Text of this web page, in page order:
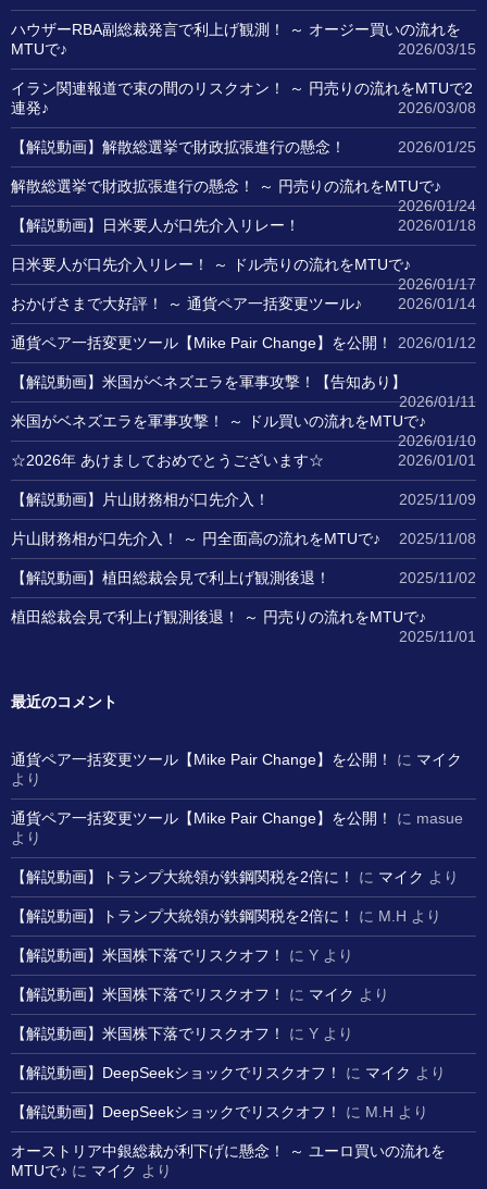
ハウザーRBA副総裁発言で利上げ観測！ ～ オージー買いの流れを
MTUで♪
2026/03/15
イラン関連報道で束の間のリスクオン！ ～ 円売りの流れをMTUで2
連発♪
2026/03/08
【解説動画】解散総選挙で財政拡張進行の懸念！ 2026/01/25
解散総選挙で財政拡張進行の懸念！ ～ 円売りの流れをMTUで♪
2026/01/24
【解説動画】日米要人が口先介入リレー！
2026/01/18
日米要人が口先介入リレー！ ～ ドル売りの流れをMTUで♪
2026/01/17
おかげさまで大好評！ ～ 通貨ペア一括変更ツール♪
2026/01/14
通貨ペア一括変更ツール【Mike Pair Change】を公開！ 2026/01/12
【解説動画】米国がベネズエラを軍事攻撃！【告知あり】
2026/01/11
米国がベネズエラを軍事攻撃！ ～ ドル買いの流れをMTUで♪
2026/01/10
☆2026年 あけましておめでとうございます☆
2026/01/01
【解説動画】片山財務相が口先介入！ 2025/11/09
片山財務相が口先介入！ ～ 円全面高の流れをMTUで♪ 2025/11/08
【解説動画】植田総裁会見で利上げ観測後退！ 2025/11/02
植田総裁会見で利上げ観測後退！ ～ 円売りの流れをMTUで♪
2025/11/01
最近のコメント
通貨ペア一括変更ツール【Mike Pair Change】を公開！ に マイク
より
通貨ペア一括変更ツール【Mike Pair Change】を公開！ に masue
より
【解説動画】トランプ大統領が鉄鋼関税を2倍に！ に マイク より
【解説動画】トランプ大統領が鉄鋼関税を2倍に！ に M.H より
【解説動画】米国株下落でリスクオフ！ に Y より
【解説動画】米国株下落でリスクオフ！ に マイク より
【解説動画】米国株下落でリスクオフ！ に Y より
【解説動画】DeepSeekショックでリスクオフ！ に マイク より
【解説動画】DeepSeekショックでリスクオフ！ に M.H より
オーストリア中銀総裁が利下げに懸念！ ～ ユーロ買いの流れを
MTUで♪ に マイク より